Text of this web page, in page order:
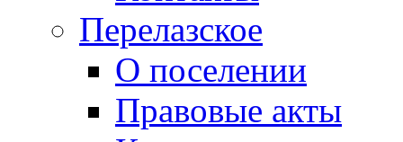
Перелазское
О поселении
Правовые акты